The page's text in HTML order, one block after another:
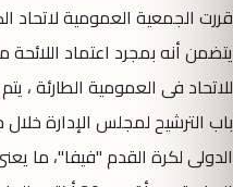
قررت الجمعية العمومية لاتحاد
يتضمن أنه بمجرد اعتماد
للاتحاد فى العمومية الطارئة ،
باب الترشيح لمجلس الإدارة خلال
الدولى لكرة القدم "فيفا"، ما